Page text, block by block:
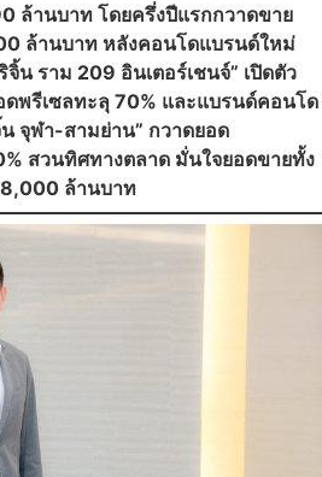
ล้านบาท โดยครึ่งปีแรกกวาดขาย
ล้านบาท หลังคอนโดแบรนด์ใหม่
น ราม 209 อินเตอร์เชนจ์” เปิดตัว
ดพรีเซลทะลุ 70% และแบรนด์คอนโด
จุฬา-สามย่าน” กวาดยอด
สวนทิศทางตลาด มั่นใจยอดขายทั้ง
ล้านบาท